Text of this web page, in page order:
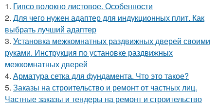
1. Гипсо волокно листовое. Особенности
2. Для чего нужен адаптер для индукционных плит. Как
выбрать лучший адаптер
3. Установка межкомнатных раздвижных дверей своими
руками. Инструкция по установке раздвижных
межкомнатных дверей
4. Арматура сетка для фундамента. Что это такое?
5. Заказы на строительство и ремонт от частных лиц.
Частные заказы и тендеры на ремонт и строительство